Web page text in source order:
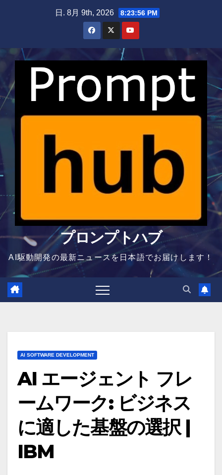
日. 8月 9th, 2026 8:23:56 PM
プロンプトハブ
AI駆動開発の最新ニュースを日本語でお届けします！
AI SOFTWARE DEVELOPMENT
AI エージェント フレ
ームワーク: ビジネス
に適した基盤の選択 |
IBM